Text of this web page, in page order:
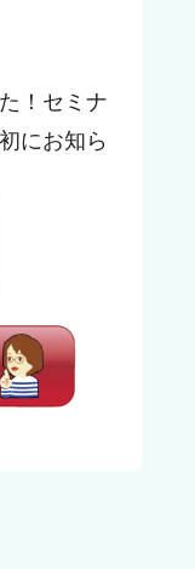
！セミナ
にお知ら